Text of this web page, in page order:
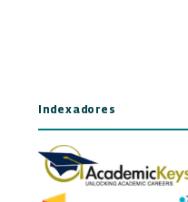
Indexadores